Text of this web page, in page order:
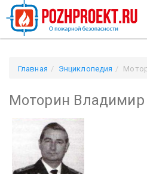
Главная Энциклопедия
Моторин Владимир